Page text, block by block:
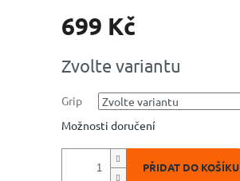
699 Kč
cena:
Zvolte variantu
Grip
Možnosti doručení
PŘIDAT DO KOŠÍKU